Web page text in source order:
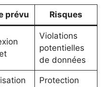
prévu Risques
Violations
potentielles
de données
Protection